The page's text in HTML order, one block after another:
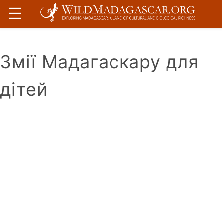
☰
Змії Мадагаскару для
дітей